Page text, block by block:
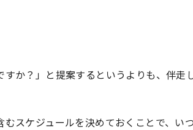
か？」と提案するというよりも、伴走
スケジュールを決めておくことで、い